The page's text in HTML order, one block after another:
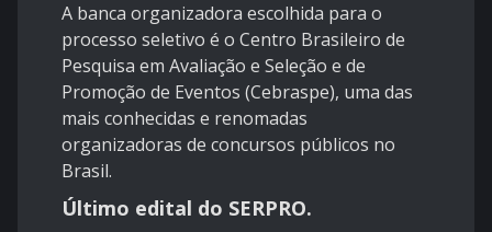
A banca organizadora escolhida para o
processo seletivo é o Centro Brasileiro de
Pesquisa em Avaliação e Seleção e de
Promoção de Eventos (Cebraspe), uma das
mais conhecidas e renomadas
organizadoras de concursos públicos no
Brasil.
Último edital do SERPRO.